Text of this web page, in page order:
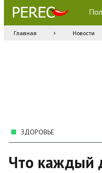
Главная Новости
ЗДОРОВЬЕ
Что каждый